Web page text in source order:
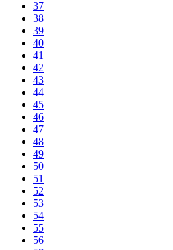
37
38
39
40
41
42
43
44
45
46
47
48
49
50
51
52
53
54
55
56